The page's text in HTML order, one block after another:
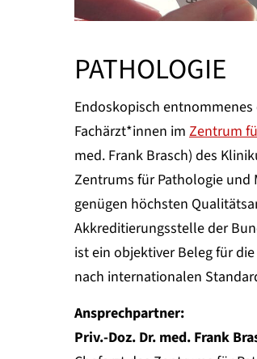
PATHOLOGIE
Endoskopisch
Fachärzt*innen im Zentrum
med. Frank Brasch) des
Zentrums für Pathologie und
genügen höchsten
Akkreditierungsstelle der
ist ein objektiver Beleg für
nach internationalen
Ansprechpartner:
Priv.-Doz. Dr. med. Frank